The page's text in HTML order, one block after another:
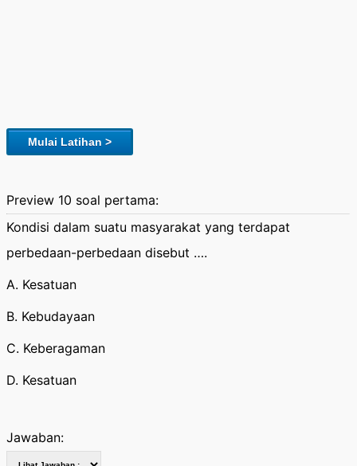
Mulai Latihan >
Preview 10 soal pertama:
Kondisi dalam suatu masyarakat yang terdapat
perbedaan-perbedaan disebut ….
A. Kesatuan
B. Kebudayaan
C. Keberagaman
D. Kesatuan
Jawaban: